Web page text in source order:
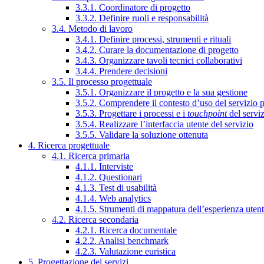
3.3.1. Coordinatore di progetto
3.3.2. Definire ruoli e responsabilità
3.4. Metodo di lavoro
3.4.1. Definire processi, strumenti e rituali
3.4.2. Curare la documentazione di progetto
3.4.3. Organizzare tavoli tecnici collaborativi
3.4.4. Prendere decisioni
3.5. Il processo progettuale
3.5.1. Organizzare il progetto e la sua gestione
3.5.2. Comprendere il contesto d’uso del servizio
3.5.3. Progettare i processi e i touchpointdel
3.5.4. Realizzare l’interfaccia utente del servizio
3.5.5. Validare la soluzione ottenuta
4. Ricerca progettuale
4.1. Ricerca primaria
4.1.1. Interviste
4.1.2. Questionari
4.1.3. Test di usabilità
4.1.4. Web analytics
4.1.5. Strumenti di mappatura dell’esperienza
4.2. Ricerca secondaria
4.2.1. Ricerca documentale
4.2.2. Analisi benchmark
4.2.3. Valutazione euristica
5. Progettazione dei servizi